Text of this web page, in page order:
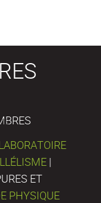
|
ET
PHYSIQUE